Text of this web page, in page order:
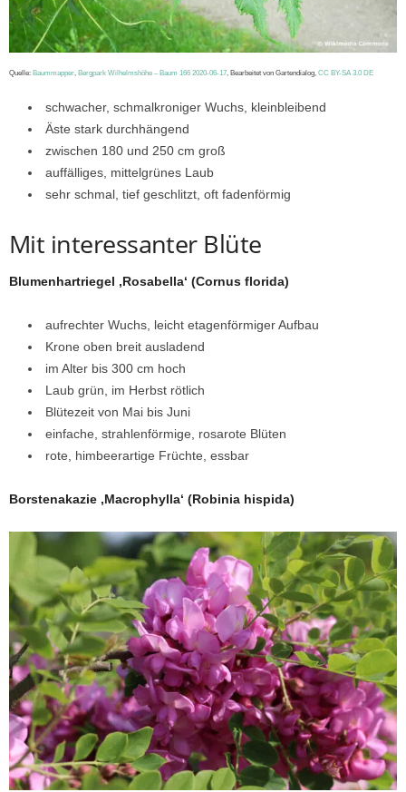
Quelle: Baummapper Bergpark Wilhelmshöhe – Baum 166 2020-06-17 , Bearbeitet von Gartendialog, CC BY-SA 3.0 DE
schwacher, schmalkroniger Wuchs, kleinbleibend
Äste stark durchhängend
zwischen 180 und 250 cm groß
auffälliges, mittelgrünes Laub
sehr schmal, tief geschlitzt, oft fadenförmig
Mit interessanter Blüte
Blumenhartriegel ‚Rosabella‘ (Cornus florida)
aufrechter Wuchs, leicht etagenförmiger Aufbau
Krone oben breit ausladend
im Alter bis 300 cm hoch
Laub grün, im Herbst rötlich
Blütezeit von Mai bis Juni
einfache, strahlenförmige, rosarote Blüten
rote, himbeerartige Früchte, essbar
Borstenakazie ‚Macrophylla‘ (Robinia hispida)